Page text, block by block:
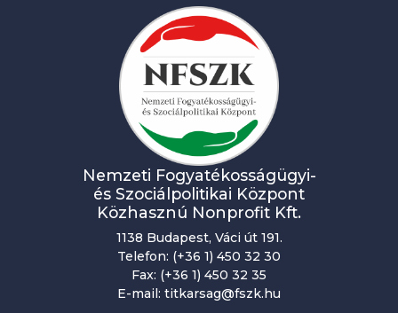
Nemzeti Fogyatékosságügyi-
és Szociálpolitikai Központ
Közhasznú Nonprofit Kft.
1138 Budapest, Váci út 191.
Telefon: (+36 1) 450 32 30
Fax: (+36 1) 450 32 35
E-mail: titkarsag@fszk.hu